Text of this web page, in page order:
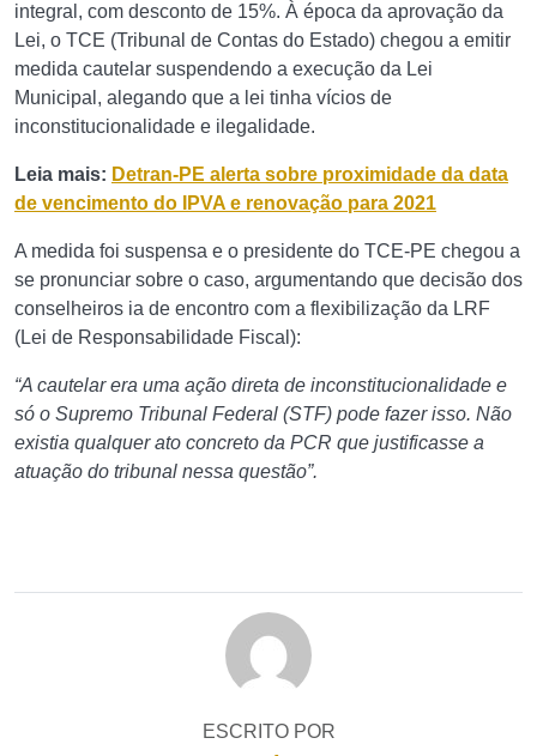
integral, com desconto de 15%. À época da aprovação da
Lei, o TCE (Tribunal de Contas do Estado) chegou a emitir
medida cautelar suspendendo a execução da Lei
Municipal, alegando que a lei tinha vícios de
inconstitucionalidade e ilegalidade.
Leia mais: Detran-PE alerta sobre proximidade da data
de vencimento do IPVA e renovação para 2021
A medida foi suspensa e o presidente do TCE-PE chegou a
se pronunciar sobre o caso, argumentando que decisão dos
conselheiros ia de encontro com a flexibilização da LRF
(Lei de Responsabilidade Fiscal):
“A cautelar era uma ação direta de inconstitucionalidade e
só o Supremo Tribunal Federal (STF) pode fazer isso. Não
existia qualquer ato concreto da PCR que justificasse a
atuação do tribunal nessa questão”.
ESCRITO POR